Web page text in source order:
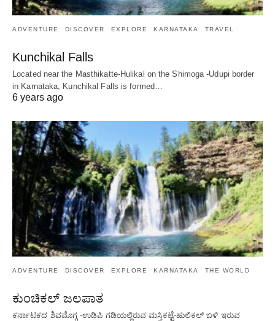
ADVENTURE DISCOVER EXPLORE KARNATAKA TRAVEL
Kunchikal Falls
Located near the Masthikatte-Hulikal on the Shimoga -Udupi border
in Karnataka, Kunchikal Falls is formed…
6 years ago
ADVENTURE DISCOVER EXPLORE KARNATAKA THE WORLD
ಕುಂಚಿಕಲ್ ಜಲಪಾತ
ಕರ್ನಾಟಕದ ಶಿವಮೊಗ್ಗ -ಉಡಿಪಿ ಗಡಿಯಲ್ಲಿರುವ ಮಸ್ತಿಕಟ್ಟೆ-ಹುಲಿಕಲ್ ಬಳಿ ಇರುವ